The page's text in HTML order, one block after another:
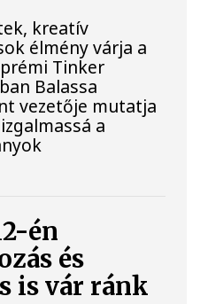
kreatív
élmény várja a
Tinker
Balassa
vezetője mutatja
a
én
és
is vár ránk